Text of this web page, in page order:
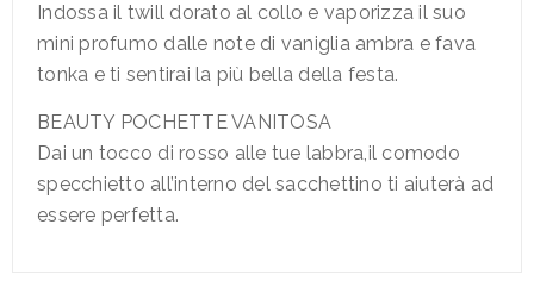
Indossa il twill dorato al collo e vaporizza il suo
mini profumo dalle note di vaniglia ambra e fava
tonka e ti sentirai la più bella della festa.
BEAUTY POCHETTE VANITOSA
Dai un tocco di rosso alle tue labbra,il comodo
specchietto all’interno del sacchettino ti aiuterà ad
essere perfetta.